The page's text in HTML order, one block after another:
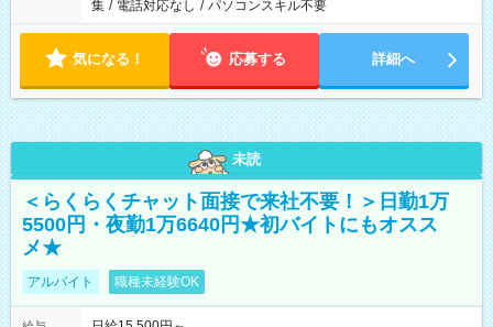
集 / 電話対応なし / パソコンスキル不要
気になる！ 応募する 詳細へ
未読
＜らくらくチャット面接で来社不要！＞日勤1万
5500円・夜勤1万6640円★初バイトにもオスス
メ★
アルバイト 職種未経験OK